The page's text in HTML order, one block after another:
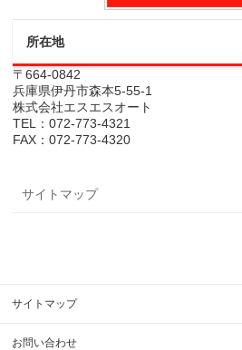
所在地
〒664-0842
兵庫県伊丹市森本5-55-1
株式会社エスエスオート
TEL：072-773-4321
FAX：072-773-4320
サイトマップ
サイトマップ
お問い合わせ